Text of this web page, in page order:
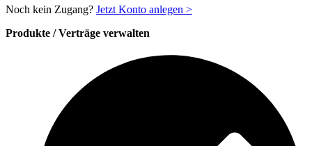
Noch kein Zugang? Jetzt Konto anlegen >
Produkte / Verträge verwalten